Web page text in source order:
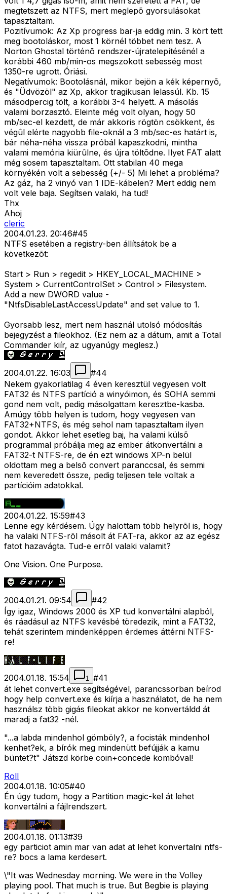
megtetszett az NTFS, mert meglepõ gyorsulásokat
tapasztaltam.
Pozitívumok: Az Xp progress bar-ja eddig min. 3 kört tett
meg bootoláskor, most 1 körnél többet nem tesz. A
Norton Ghostal történõ rendszer-újratelepítésénél a
korábbi 460 mb/min-os megszokott sebesség most
1350-re ugrott. Óriási.
Negatívumok: Bootolásnál, mikor bejön a kék képernyõ,
és "Üdvözöl" az Xp, akkor tragikusan lelassúl. Kb. 15
másodpercig tölt, a korábbi 3-4 helyett. A másolás
valami borzasztó. Eleinte még volt olyan, hogy 50
mb/sec-el kezdett, de már akkoris rögtön csökkent, és
végûl elérte nagyobb file-oknál a 3 mb/sec-es határt is,
bár néha-néha vissza próbál kapaszkodni, mintha
valami memória kiürûlne, és újra töltõdne. Ilyet FAT alatt
még sosem tapasztaltam. Ott stabilan 40 mega
környékén volt a sebesség (+/- 5) Mi lehet a probléma?
Az gáz, ha 2 vinyó van 1 IDE-kábelen? Mert eddig nem
volt vele baja. Segítsen valaki, ha tud!
Thx
Ahoj
cleric
2004.01.23. 20:46#45
NTFS esetében a registry-ben állítsátok be a
következõt:
Start > Run > regedit > HKEY_LOCAL_MACHINE >
System > CurrentControlSet > Control > Filesystem.
Add a new DWORD value -
"NtfsDisableLastAccessUpdate" and set value to 1.
Gyorsabb lesz, mert nem használ utolsó módosítás
bejegyzést a fileokhoz. (Ez nem az a dátum, amit a Total
Commander kiír, az ugyanúgy meglesz.)
2004.01.22. 16:03 #44
Nekem gyakorlatilag 4 éven keresztül vegyesen volt
FAT32 és NTFS partíció a winyóimon, és SOHA semmi
gond nem volt, pedig másolgattam keresztbe-kasba.
Amúgy több helyen is tudom, hogy vegyesen van
FAT32+NTFS, és még sehol nam tapasztaltam ilyen
gondot. Akkor lehet esetleg baj, ha valami külsõ
programmal próbálja meg az ember átkonvertálni a
FAT32-t NTFS-re, de én ezt windows XP-n belül
oldottam meg a belsõ convert paranccsal, és semmi
nem keveredett össze, pedig teljesen tele voltak a
partícióim adatokkal.
2004.01.22. 15:59#43
Lenne egy kérdésem. Úgy halottam több helyrõl is, hogy
ha valaki NTFS-rõl másolt át FAT-ra, akkor az az egész
fatot hazavágta. Tud-e errõl valaki valamit?
One Vision. One Purpose.
2004.01.21. 09:54 #42
Így igaz, Windows 2000 és XP tud konvertálni alapból,
és ráadásul az NTFS kevésbé töredezik, mint a FAT32,
tehát szerintem mindenképpen érdemes áttérni NTFS-
re!
2004.01.18. 15:54 1 #41
át lehet convert.exe segítségével, parancssorban beírod
hogy help convert.exe és kiírja a használatot, de ha nem
használsz több gigás fileokat akkor ne konvertáldd át
maradj a fat32 -nél.
"...a labda mindenhol gömböly?, a focisták mindenhol
kenhet?ek, a bírók meg mindenütt befújják a kamu
büntet?t" Játszd körbe coin+concede kombóval!
Roll
2004.01.18. 10:05#40
Én úgy tudom, hogy a Partition magic-kel át lehet
konvertálni a fájlrendszert.
2004.01.18. 01:13#39
egy particiot amin mar van adat at lehet konvertalni ntfs-
re? bocs a lama kerdesert.
\"It was Wednesday morning. We were in the Volley
playing pool. That much is true. But Begbie is playing